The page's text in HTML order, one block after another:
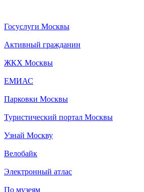
Госуслуги Москвы
Активный гражданин
ЖКХ Москвы
ЕМИАС
Парковки Москвы
Туристический портал Москвы
Узнай Москву
Велобайк
Электронный атлас
По музеям